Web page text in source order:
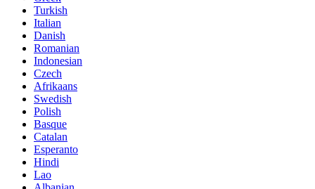
Turkish
Italian
Danish
Romanian
Indonesian
Czech
Afrikaans
Swedish
Polish
Basque
Catalan
Esperanto
Hindi
Lao